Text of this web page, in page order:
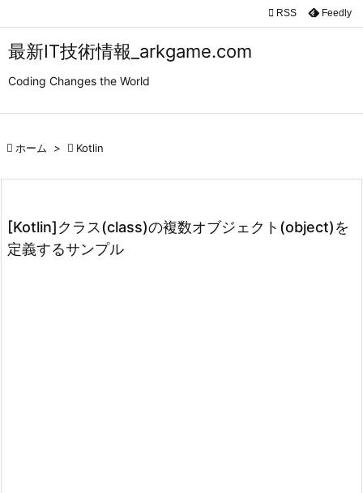
最新IT技術情報_arkgame.com
Coding Changes the World


検索
 RSS Feedly
 ホーム >  Kotlin
[Kotlin]クラス(class)の複数オブジェクト(object)を
定義するサンプル